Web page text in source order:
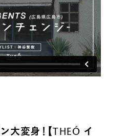
大変身！【THEÓ イ